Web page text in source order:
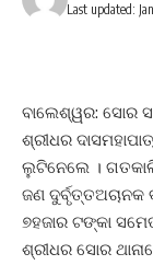
Last updated:
ବାଲେଶ୍ୱର: ସୋର
ଶ୍ରୀଧର
ଲୁଟିନେଲେ ।
ଜଣ ଦୁର୍ବୃତ୍ତଅଚାନକ
୭ହଜାର ଟଙ୍କା
ଶ୍ରୀଧର ସୋର